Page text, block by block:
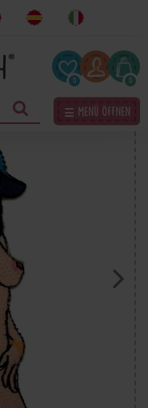
0
☰ Menü öffnen